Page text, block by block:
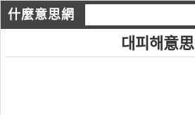
什麼意思網
대피해意思